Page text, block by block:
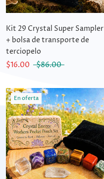
Kit 29 Crystal Super Sampler
+ bolsa de transporte de
terciopelo
$16.00
$86.00
En oferta